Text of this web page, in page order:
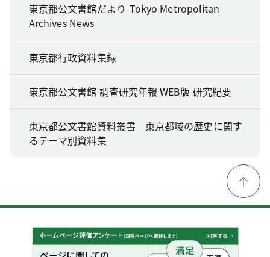
東京都公文書館だより-Tokyo Metropolitan
Archives News
東京都行政資料集録
東京都公文書館 調査研究年報 WEB版 研究紀要
東京都公文書館資料叢書 東京都域の歴史に関す
るテーマ別資料集